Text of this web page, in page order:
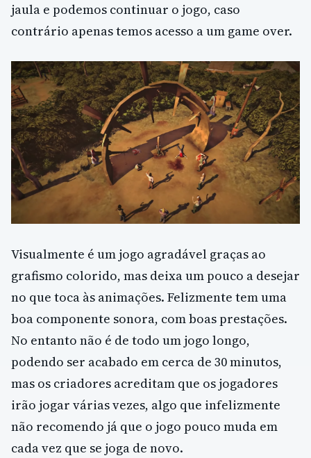
jaula e podemos continuar o jogo, caso
contrário apenas temos acesso a um game over.
Visualmente é um jogo agradável graças ao
grafismo colorido, mas deixa um pouco a desejar
no que toca às animações. Felizmente tem uma
boa componente sonora, com boas prestações.
No entanto não é de todo um jogo longo,
podendo ser acabado em cerca de 30 minutos,
mas os criadores acreditam que os jogadores
irão jogar várias vezes, algo que infelizmente
não recomendo já que o jogo pouco muda em
cada vez que se joga de novo.